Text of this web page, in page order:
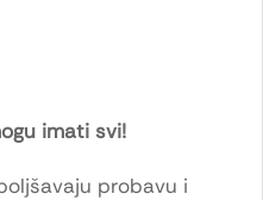
imati svi!
probavu i